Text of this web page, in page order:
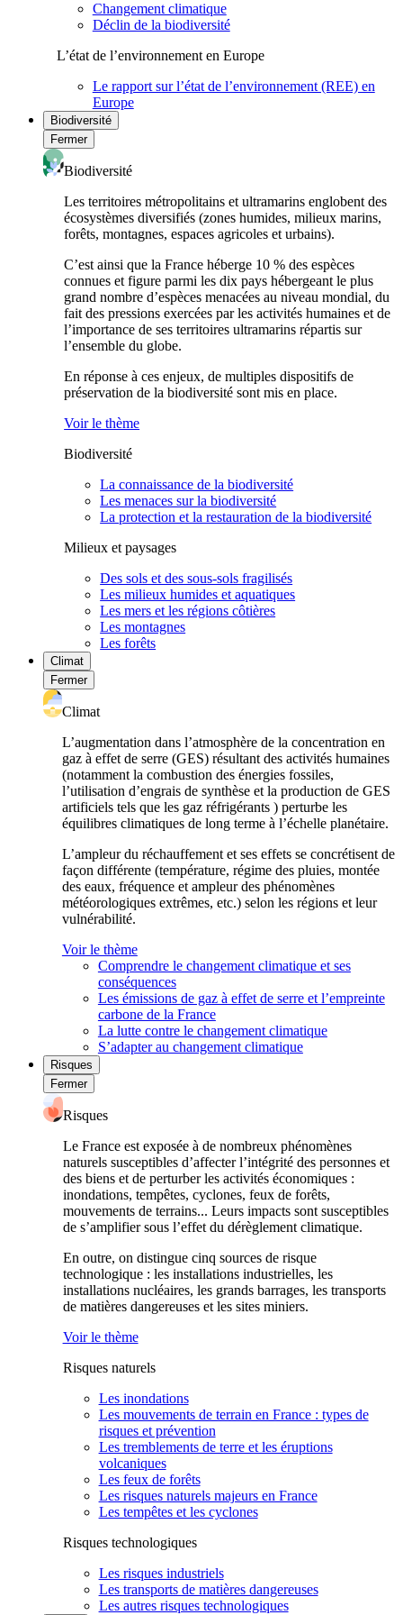
Changement climatique
Déclin de la biodiversité
L’état de l’environnement en Europe
Le rapport sur l’état de l’environnement (REE) en
Europe
Biodiversité
Fermer
Biodiversité
Les territoires métropolitains et ultramarins englobent des
écosystèmes diversifiés (zones humides, milieux marins,
forêts, montagnes, espaces agricoles et urbains).
C’est ainsi que la France héberge 10 % des espèces
connues et figure parmi les dix pays hébergeant le plus
grand nombre d’espèces menacées au niveau mondial, du
fait des pressions exercées par les activités humaines et de
l’importance de ses territoires ultramarins répartis sur
l’ensemble du globe.
En réponse à ces enjeux, de multiples dispositifs de
préservation de la biodiversité sont mis en place.
Voir le thème
Biodiversité
La connaissance de la biodiversité
Les menaces sur la biodiversité
La protection et la restauration de la biodiversité
Milieux et paysages
Des sols et des sous-sols fragilisés
Les milieux humides et aquatiques
Les mers et les régions côtières
Les montagnes
Les forêts
Climat
Fermer
Climat
L’augmentation dans l’atmosphère de la concentration en
gaz à effet de serre (GES) résultant des activités humaines
(notamment la combustion des énergies fossiles,
l’utilisation d’engrais de synthèse et la production de GES
artificiels tels que les gaz réfrigérants ) perturbe les
équilibres climatiques de long terme à l’échelle planétaire.
L’ampleur du réchauffement et ses effets se concrétisent de
façon différente (température, régime des pluies, montée
des eaux, fréquence et ampleur des phénomènes
météorologiques extrêmes, etc.) selon les régions et leur
vulnérabilité.
Voir le thème
Comprendre le changement climatique et ses
conséquences
Les émissions de gaz à effet de serre et l’empreinte
carbone de la France
La lutte contre le changement climatique
S’adapter au changement climatique
Risques
Fermer
Risques
Le France est exposée à de nombreux phénomènes
naturels susceptibles d’affecter l’intégrité des personnes et
des biens et de perturber les activités économiques :
inondations, tempêtes, cyclones, feux de forêts,
mouvements de terrains... Leurs impacts sont susceptibles
de s’amplifier sous l’effet du dérèglement climatique.
En outre, on distingue cinq sources de risque
technologique : les installations industrielles, les
installations nucléaires, les grands barrages, les transports
de matières dangereuses et les sites miniers.
Voir le thème
Risques naturels
Les inondations
Les mouvements de terrain en France : types de
risques et prévention
Les tremblements de terre et les éruptions
volcaniques
Les feux de forêts
Les risques naturels majeurs en France
Les tempêtes et les cyclones
Risques technologiques
Les risques industriels
Les transports de matières dangereuses
Les autres risques technologiques